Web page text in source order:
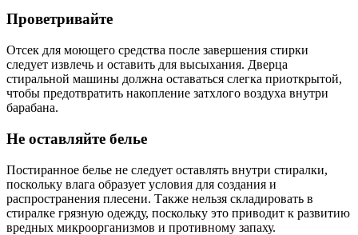
Проветривайте
Отсек для моющего средства после завершения стирки
следует извлечь и оставить для высыхания. Дверца
стиральной машины должна оставаться слегка приоткрытой,
чтобы предотвратить накопление затхлого воздуха внутри
барабана.
Не оставляйте белье
Постиранное белье не следует оставлять внутри стиралки,
поскольку влага образует условия для создания и
распространения плесени. Также нельзя складировать в
стиралке грязную одежду, поскольку это приводит к развитию
вредных микроорганизмов и противному запаху.